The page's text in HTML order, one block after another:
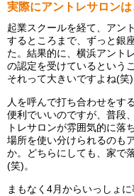
実際にアントレサロン
起業スクールを経て、アン
するところまで、ずっと銀
た。結果的に、横浜アント
の認定を受けているという
それって大きいですよね(笑)
人を呼んで打ち合わせをす
便利でいいのですが、普段
トレサロンが雰囲気的に落
場所を使い分けられるのも
か。どちらにしても、家で
(笑)。
まもなく4月からいっしょ